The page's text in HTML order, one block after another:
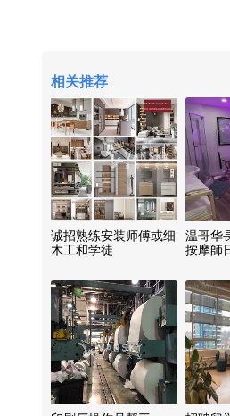
相关推荐
诚招熟练安装师傅或细
木工和学徒
温哥华
按摩師